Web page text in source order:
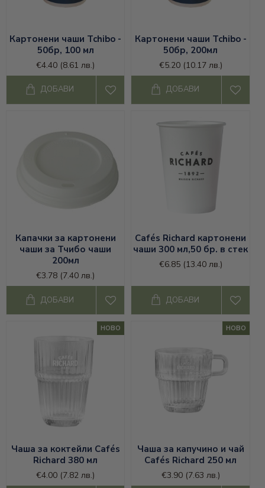
Картонени чаши Tchibo -
50бр, 100 мл
€4.40 (8.61 лв.)
ДОБАВИ
Картонени чаши Tchibo -
50бр, 200мл
€5.20 (10.17 лв.)
ДОБАВИ
Капачки за картонени
чаши за Тчибо чаши
200мл
€3.78 (7.40 лв.)
ДОБАВИ
Cafés Richard картонени
чаши 300 мл,50 бр. в стек
€6.85 (13.40 лв.)
ДОБАВИ
НОВО
Чаша за коктейли Cafés
Richard 380 мл
€4.00 (7.82 лв.)
НОВО
Чаша за капучино и чай
Cafés Richard 250 мл
€3.90 (7.63 лв.)